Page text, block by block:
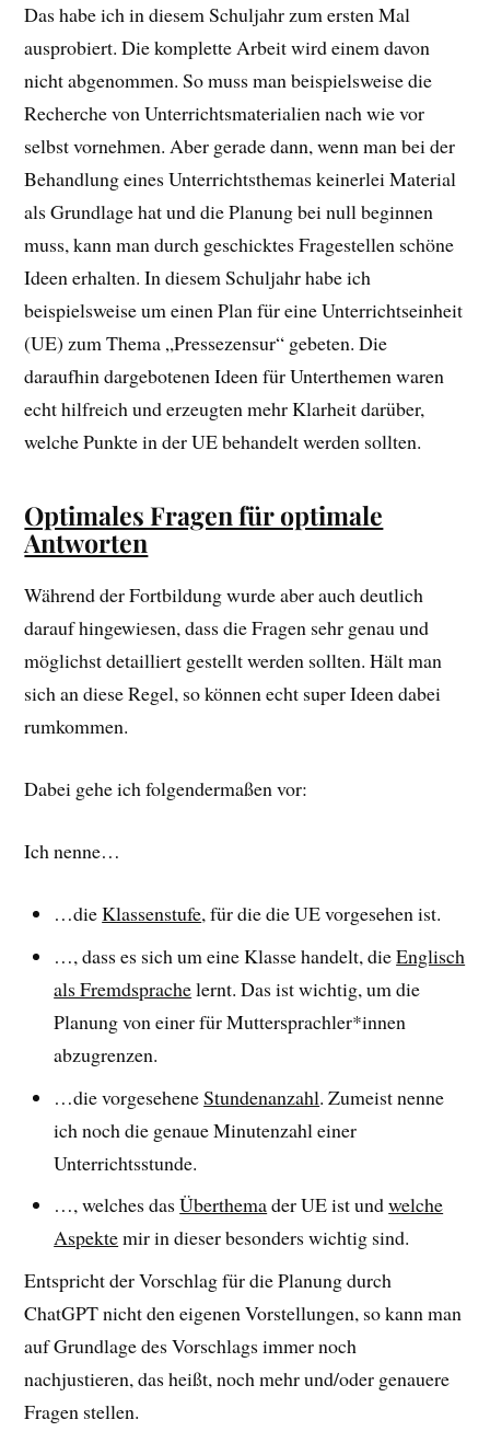
Das habe ich in diesem Schuljahr zum ersten Mal
ausprobiert. Die komplette Arbeit wird einem davon
nicht abgenommen. So muss man beispielsweise die
Recherche von Unterrichtsmaterialien nach wie vor
selbst vornehmen. Aber gerade dann, wenn man bei der
Behandlung eines Unterrichtsthemas keinerlei Material
als Grundlage hat und die Planung bei null beginnen
muss, kann man durch geschicktes Fragestellen schöne
Ideen erhalten. In diesem Schuljahr habe ich
beispielsweise um einen Plan für eine Unterrichtseinheit
(UE) zum Thema „Pressezensur“ gebeten. Die
daraufhin dargebotenen Ideen für Unterthemen waren
echt hilfreich und erzeugten mehr Klarheit darüber,
welche Punkte in der UE behandelt werden sollten.
Optimales Fragen für optimale
Antworten
Während der Fortbildung wurde aber auch deutlich
darauf hingewiesen, dass die Fragen sehr genau und
möglichst detailliert gestellt werden sollten. Hält man
sich an diese Regel, so können echt super Ideen dabei
rumkommen.
Dabei gehe ich folgendermaßen vor:
Ich nenne…
…dieKlassenstufe, für die die UE vorgesehen ist.
…, dass es sich um eine Klasse handelt, dieEnglisch
als Fremdsprachelernt. Das ist wichtig, um die
Planung von einer für Muttersprachler*innen
abzugrenzen.
…die vorgeseheneStundenanzahl. Zumeist nenne
ich noch die genaue Minutenzahl einer
Unterrichtsstunde.
…, welches dasÜberthemader UE ist undwelche
Aspektemir in dieser besonders wichtig sind.
Entspricht der Vorschlag für die Planung durch
ChatGPT nicht den eigenen Vorstellungen, so kann man
auf Grundlage des Vorschlags immer noch
nachjustieren, das heißt, noch mehr und/oder genauere
Fragen stellen.